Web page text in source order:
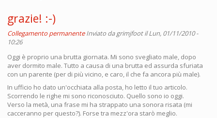
grazie! :-)
Collegamento permanente Inviato dagrimjfootil Lun, 01/11/2010 -
10:26
Oggi è proprio una brutta giornata. Mi sono svegliato male, dopo
aver dormito male. Tutto a causa di una brutta ed assurda sfuriata
con un parente (per di più vicino, e caro, il che fa ancora più male).
In ufficio ho dato un'occhiata alla posta, ho letto il tuo articolo.
Scorrendo le righe mi sono riconosciuto. Quello sono io oggi.
Verso la metà, una frase mi ha strappato una sonora risata (mi
cacceranno per questo?). Forse tra mezz'ora starò meglio.